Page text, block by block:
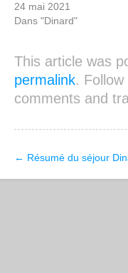
24 mai 2021
Dans "Dinard"
This article was
permalink. Follow
comments and
← Résumé du séjour